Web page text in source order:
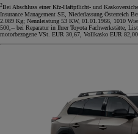
2Bei Abschluss einer Kfz-Haftpflicht- und
Insurance Management SE, Niederlassung Österreich
2.089 Kg; Nennleistung 53 KW, 01.01.1966, 1010
500,-- bei Reparatur in Ihrer Toyota Fachwerkstätte,
motorbezogene VSt. EUR 30,67, Vollkasko EUR 82,00.